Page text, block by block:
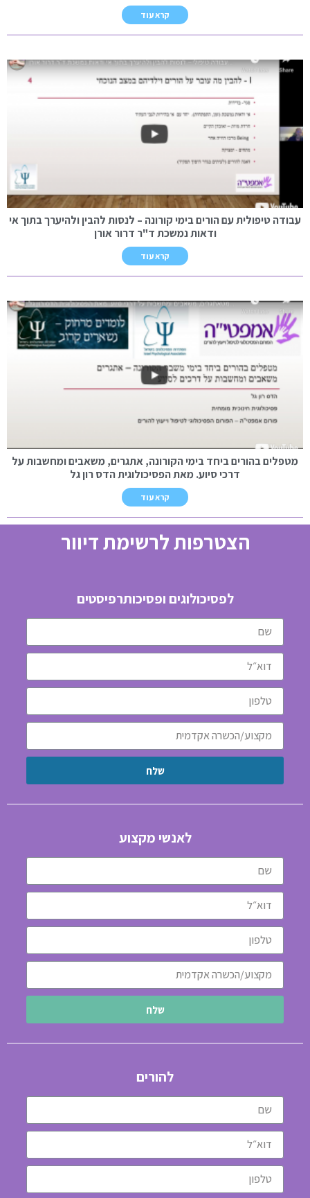
קרא עוד
עבודה טיפולית עם הורים בימי קורונה – לנסות להבין ולהיערך בתוך אי
ודאות נמשכת ד"ר דרור אורן
קרא עוד
מטפלים בהורים ביחד בימי הקורונה, אתגרים, משאבים ומחשבות על
דרכי סיוע. מאת הפסיכולוגית הדס רון גל
קרא עוד
הצטרפות לרשימת דיוור
לפסיכולוגים ופסיכותרפיסטים
שלח
לאנשי מקצוע
שלח
להורים